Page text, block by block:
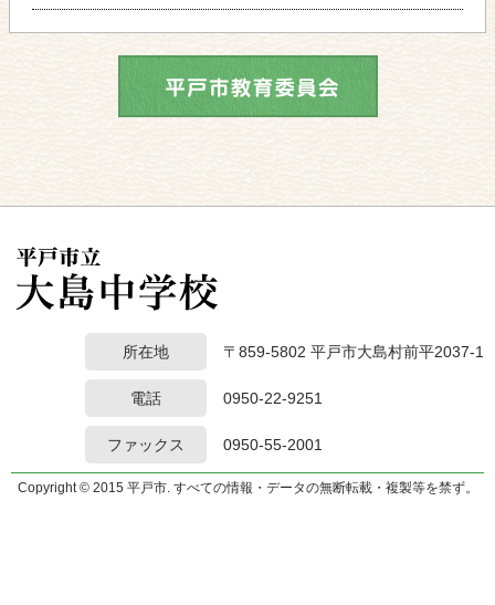
所在地 〒859-5802 平戸市大島村前平2037-1
電話 0950-22-9251
ファックス 0950-55-2001
Copyright © 2015 平戸市. すべての情報・データの無断転載・複製等を禁ず。